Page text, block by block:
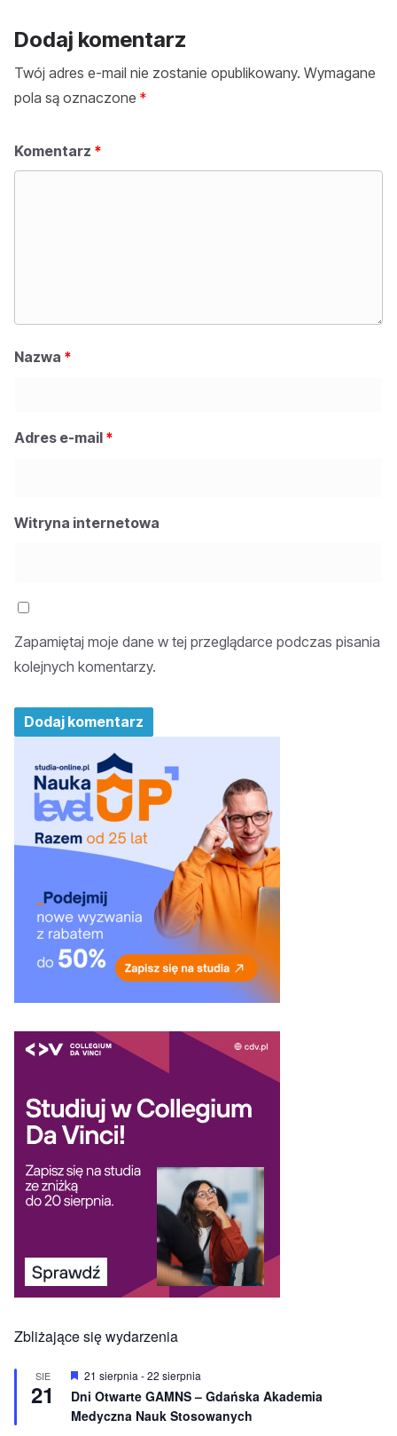
Dodaj komentarz
Twój adres e-mail nie zostanie opublikowany. Wymagane
pola są oznaczone *
Komentarz *
Nazwa *
Adres e-mail *
Witryna internetowa
Zapamiętaj moje dane w tej przeglądarce podczas pisania
kolejnych komentarzy.
Zbliżające się wydarzenia
SIE
21
W
r
ó
21 sierpnia -22 sierpnia
Dni Otwarte GAMNS – Gdańska Akademia
Medyczna Nauk Stosowanych